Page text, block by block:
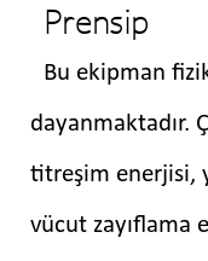
Prensip
Bu ekipman
dayanmaktadır.
titreşim enerjisi,
vücut zayıflama